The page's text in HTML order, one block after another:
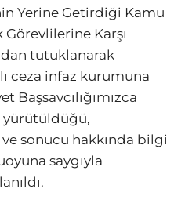
Yerine Getirdiği Kamu
Görevlilerine Karşı
tutuklanarak
ceza infaz kurumuna
yürütüldüğü,
sonucu hakkında bilgi
saygıyla